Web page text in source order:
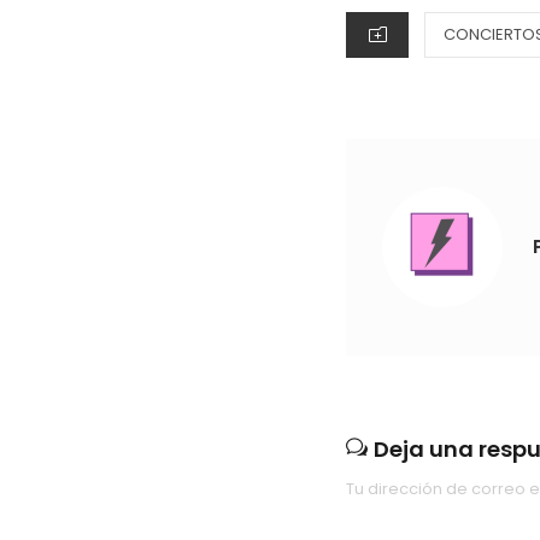
CATEGORIES
Deja una
Tu dirección de correo